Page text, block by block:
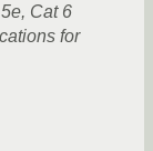
Cat 6
for